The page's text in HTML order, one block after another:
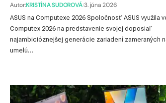
Autor:KRISTÍNA SUDOROVÁ 3. júna 2026
ASUS na Computexe 2026 Spoločnosť ASUS využila
Computex 2026 na predstavenie svojej doposiaľ
najambicióznejšej generácie zariadení zameraných
umelú…